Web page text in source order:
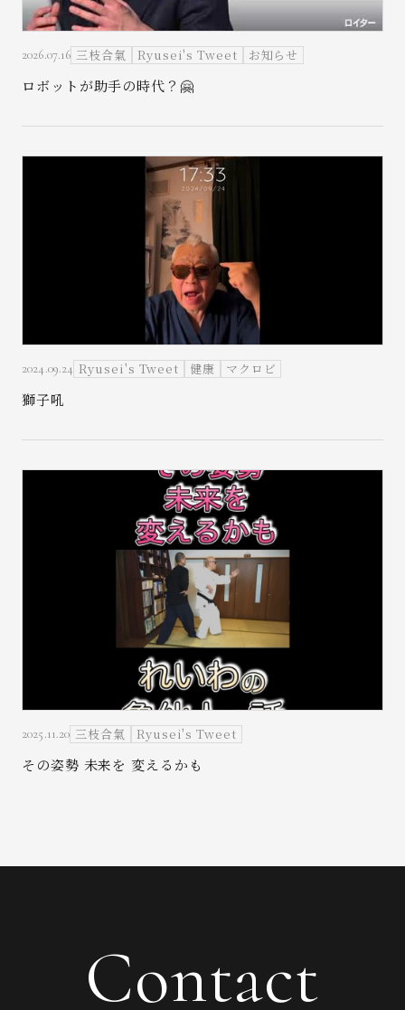
2026.07.16 三枝合氣 Ryusei's Tweet お知らせ
ロボットが助手の時代？🤗
2024.09.24 Ryusei's Tweet 健康 マクロビ
獅子吼
2025.11.20 三枝合氣 Ryusei's Tweet
その姿勢 未来を 変えるかも
Contact